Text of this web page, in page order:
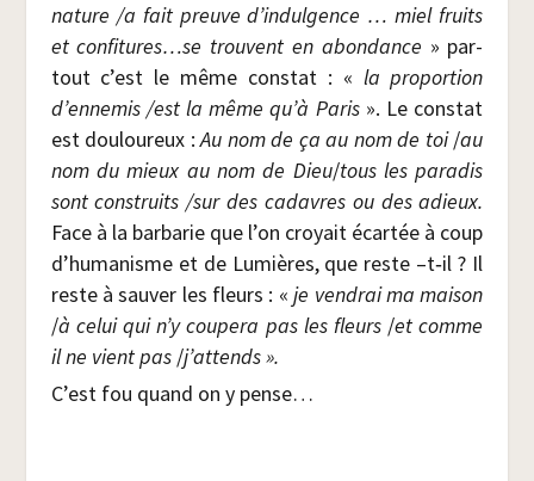
nature /​a fait preuve d’indulgence … miel fruits
et confitures…se trouvent en abon­dance » par­
tout c’est le même constat : « la pro­por­tion
d’en­ne­mis /​est la même qu’à Paris». Le constat
est dou­lou­reux :Au nom de ça au nom de toi/​au
nom du mieux au nom de Dieu/​tous les para­dis
sont construits /​sur des cadavres ou des adieux.
Face à la bar­ba­rie que l’on croyait écar­tée à coup
d’humanisme et de Lumières, que reste –t‑il ? Il
reste à sau­ver les fleurs : «je ven­drai ma mai­son
/​à celui qui n’y cou­pe­ra pas les fleurs /​et comme
il ne vient pas/​j’at­tends ».
C’est fou quand on y pense…